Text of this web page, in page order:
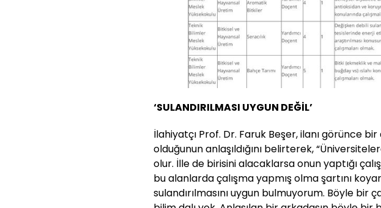
‘SULANDIRILMASI UYGUN DEĞİL’
İlahiyatçı Prof. Dr. Faruk Beşer, ilanı görünce
olduğunun anlaşıldığını belirterek,
olur. İlle de birisini alacaklarsa onun yaptığı
bu alanlarda çalışma yapmış olma şartını
sulandırılmasını uygun bulmuyorum. Böyle bir